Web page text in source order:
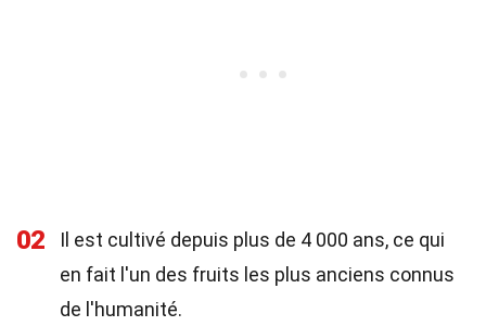
02
Il est cultivé depuis plus de 4 000 ans, ce qui
en fait l'un des fruits les plus anciens connus
de l'humanité.